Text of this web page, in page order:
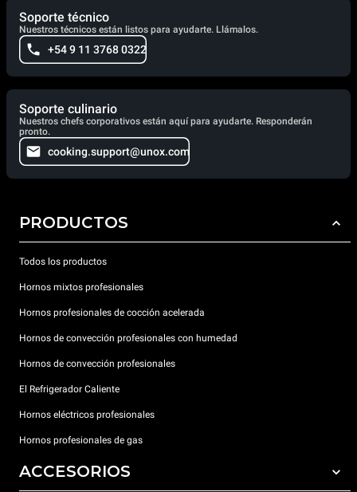
Soporte técnico
Nuestros técnicos están listos para ayudarte. Llámalos.
+54 9 11 3768 0322
Soporte culinario
Nuestros chefs corporativos están aquí para ayudarte. Responderán
pronto.
cooking.support@unox.com
PRODUCTOS
Todos los productos
Hornos mixtos profesionales
Hornos profesionales de cocción acelerada
Hornos de convección profesionales con humedad
Hornos de convección profesionales
El Refrigerador Caliente
Hornos eléctricos profesionales
Hornos profesionales de gas
ACCESORIOS